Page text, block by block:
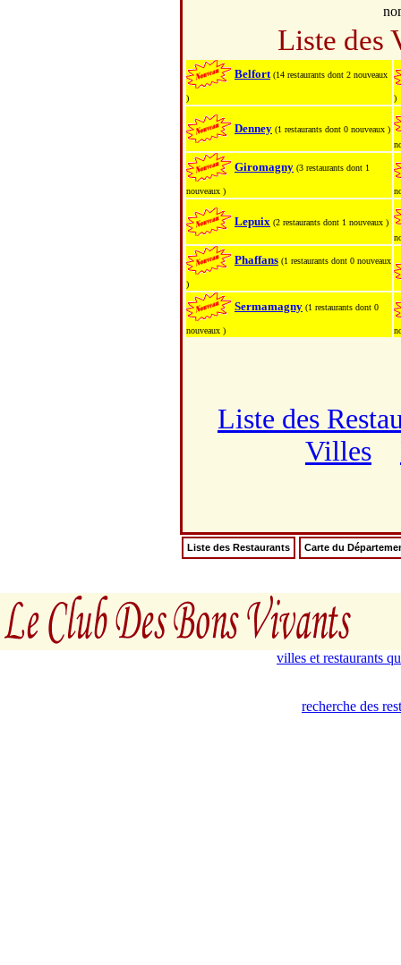
Liste des
Belfort (14 restaurants dont 2 nouveaux
) )
Denney (1 restaurants dont 0 nouveaux )
Giromagny (3 restaurants dont 1
nouveaux )
Lepuix (2 restaurants dont 1 nouveaux )
Phaffans (1 restaurants dont 0 nouveaux
)
Sermamagny (1 restaurants dont 0
nouveaux )
Liste des
Villes
Liste des Restaurants Carte du
villes et restaurants
recherche des